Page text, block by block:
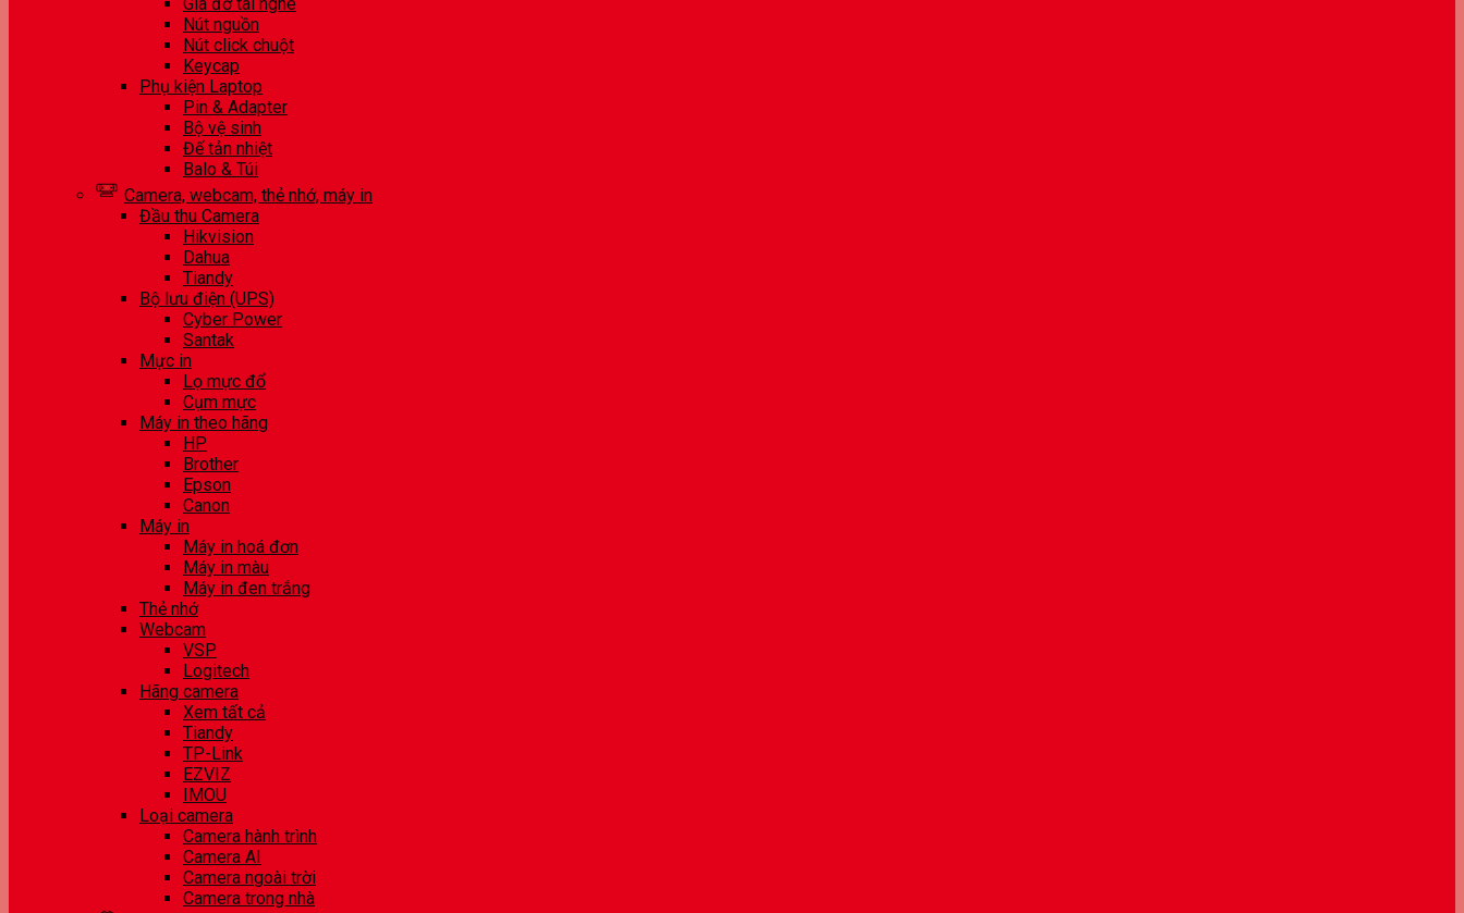
Nút nguồn
Nút click chuột
Keycap
Phụ kiện Laptop
Pin & Adapter
Bộ vệ sinh
Đế tản nhiệt
Balo & Túi
Camera, webcam, thẻ nhớ, máy in
Đầu thu Camera
Hikvision
Dahua
Tiandy
Bộ lưu điện (UPS)
Cyber Power
Santak
Mực in
Lọ mực đổ
Cụm mực
Máy in theo hãng
HP
Brother
Epson
Canon
Máy in
Máy in hoá đơn
Máy in màu
Máy in đen trắng
Thẻ nhớ
Webcam
VSP
Logitech
Hãng camera
Xem tất cả
Tiandy
TP-Link
EZVIZ
IMOU
Loại camera
Camera hành trình
Camera AI
Camera ngoài trời
Camera trong nhà